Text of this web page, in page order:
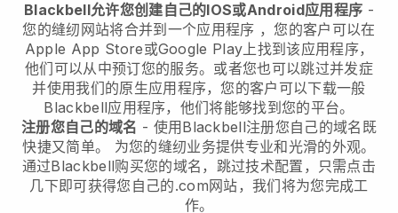
Blackbell允许您创建自己的IOS或Android应用程序 -
您的缝纫网站将合并到一个应用程序 ，您的客户可以在
Apple App Store或Google Play上找到该应用程序，
他们可以从中预订您的服务。或者您也可以跳过并发症
并使用我们的原生应用程序，您的客户可以下载一般
Blackbell应用程序，他们将能够找到您的平台。
注册您自己的域名 - 使用 Blackbell注册您自己的域名既
快捷又简单。 为您的缝纫业务提供专业和光滑的外观。
通过Blackbell购买您的域名，跳过技术配置，只需点击
几下即可获得您自己的.com网站，我们将为您完成工
作。